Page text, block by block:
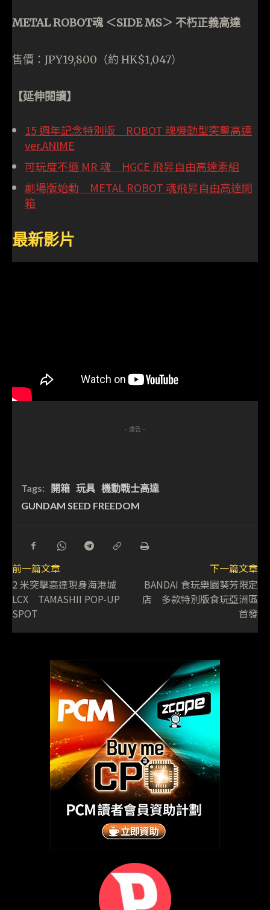
METAL ROBOT魂 ＜SIDE MS＞ 不朽正義高達
售價：JPY19,800（約 HK$1,047）
【延伸閱讀】
15 週年記念特別版 ROBOT 魂機動型突擊高達
ver.ANIME
可玩度不遜 MR 魂 HGCE 飛昇自由高達素組
劇場版始動 METAL ROBOT 魂飛昇自由高達開
箱
最新影片
- 廣告 -
Tags: 開箱 玩具 機動戰士高達
GUNDAM SEED FREEDOM
前一篇文章
2 米突擊高達現身海港城
LCX TAMASHII POP-UP
SPOT
下一篇文章
BANDAI 食玩樂園葵芳限定
店 多款特別版食玩亞洲區
首發